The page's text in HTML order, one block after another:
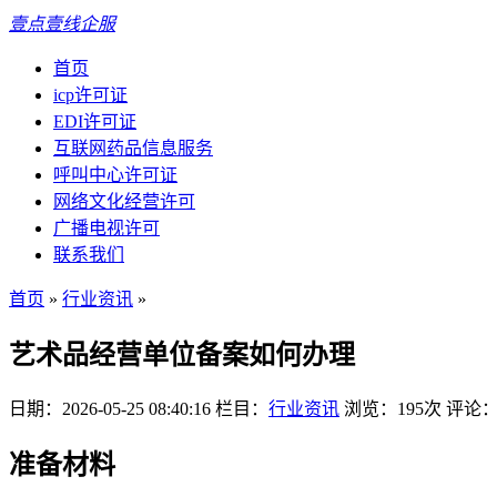
壹点壹线企服
首页
icp许可证
EDI许可证
互联网药品信息服务
呼叫中心许可证
网络文化经营许可
广播电视许可
联系我们
首页 » 行业资讯 »
艺术品经营单位备案如何办理
日期：2026-05-25 08:40:16 栏目： 行业资讯 浏览：195次 评论
准备材料